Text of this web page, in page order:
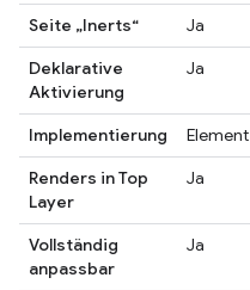
Seite „Inerts“
Ja
Deklarative
Aktivierung
Ja
Implementierung Element
Renders in Top
Layer
Ja
Vollständig
anpassbar
Ja